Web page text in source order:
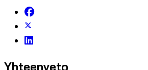
Yhteenveto